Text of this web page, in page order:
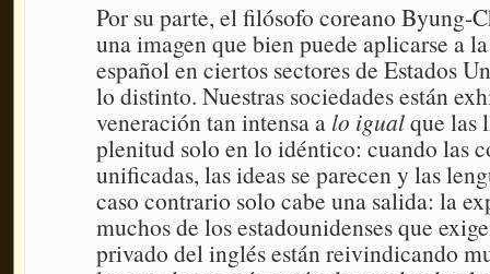
Por su parte, el filósofo coreano Byung-
una imagen que bien puede aplicarse a
español en ciertos sectores de Estados
lo distinto. Nuestras sociedades están
veneración tan intensa a lo igualque las
plenitud solo en lo idéntico: cuando las
unificadas, las ideas se parecen y las
caso contrario solo cabe una salida: la
muchos de los estadounidenses que
privado del inglés están reivindicando